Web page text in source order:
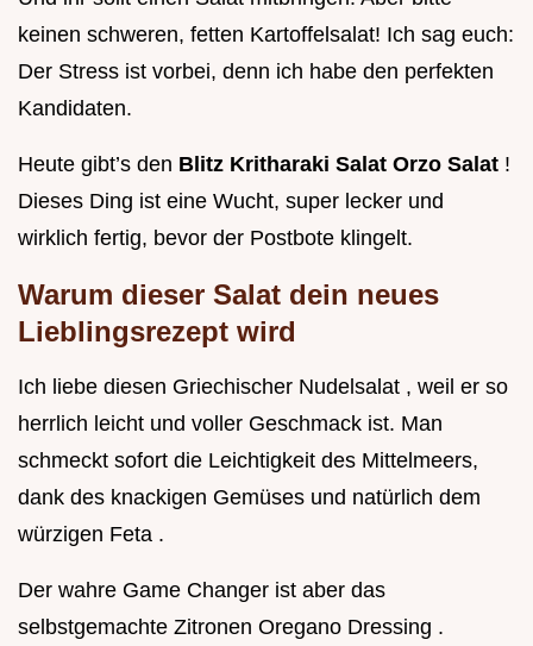
keinen schweren, fetten Kartoffelsalat! Ich sag euch:
Der Stress ist vorbei, denn ich habe den perfekten
Kandidaten.
Heute gibt’s den Blitz Kritharaki Salat Orzo Salat !
Dieses Ding ist eine Wucht, super lecker und
wirklich fertig, bevor der Postbote klingelt.
Warum dieser Salat dein neues
Lieblingsrezept wird
Ich liebe diesen Griechischer Nudelsalat , weil er so
herrlich leicht und voller Geschmack ist. Man
schmeckt sofort die Leichtigkeit des Mittelmeers,
dank des knackigen Gemüses und natürlich dem
würzigen Feta .
Der wahre Game Changer ist aber das
selbstgemachte Zitronen Oregano Dressing .